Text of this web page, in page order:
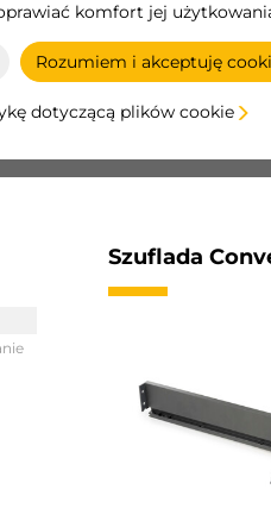
komfort jej
Rozumiem i akceptuję
dotyczącą plików cookie
łączy
domykania i
Szuflada